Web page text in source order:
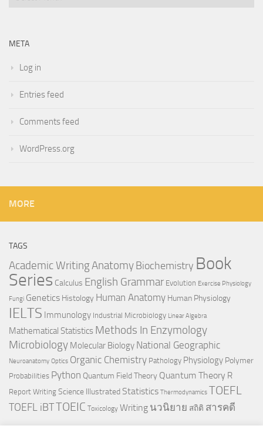
META
Log in
Entries feed
Comments feed
WordPress.org
MORE
TAGS
Academic WritingAnatomyBiochemistry Book
Series Calculus English Grammar Evolution Exercise Physiology
Fungi Genetics Histology Human Anatomy Human Physiology
IELTS Immunology Industrial Microbiology Linear Algebra
Mathematical Statistics Methods In Enzymology
Microbiology Molecular Biology National Geographic
Neuroanatomy Optics Organic Chemistry Pathology Physiology Polymer
Probabilities Python Quantum Field Theory Quantum Theory R
Report Writing Science Illustrated Statistics Thermodynamics TOEFL
TOEFL iBTTOEIC Toxicology Writing นวนิยาย สถิติ สารคดี